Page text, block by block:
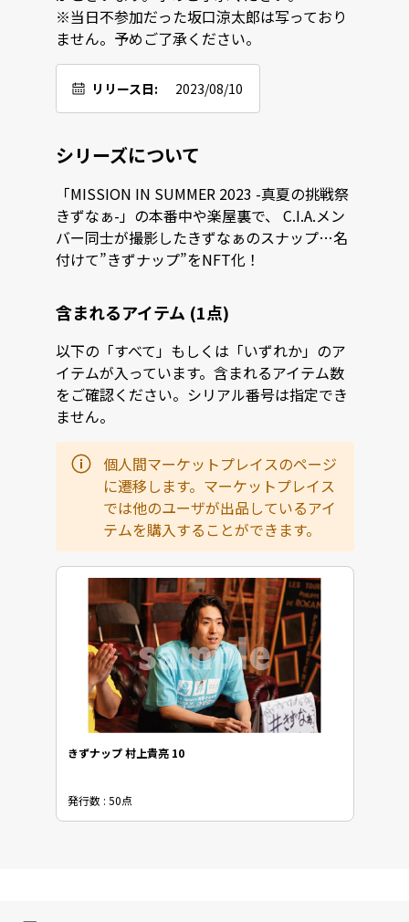
※当日不参加だった坂口涼太郎は写っており
ません。予めご了承ください。
リリース日: 2023/08/10
シリーズについて
「MISSION IN SUMMER 2023 -真夏の挑戦祭
きずなぁ-」の本番中や楽屋裏で、 C.I.A.メン
バー同士が撮影したきずなぁのスナップ…名
付けて”きずナップ”をNFT化！
含まれるアイテム (1点)
以下の「すべて」もしくは「いずれか」のア
イテムが入っています。含まれるアイテム数
をご確認ください。シリアル番号は指定でき
ません。
個人間マーケットプレイスのページ
に遷移します。マーケットプレイス
では他のユーザが出品しているアイ
テムを購入することができます。
きずナップ 村上貴亮 10
発行数 : 50点